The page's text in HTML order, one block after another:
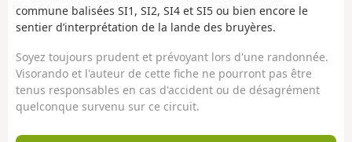
commune balisées SI1, SI2, SI4 et SI5 ou bien encore le
sentier d’interprétation de la lande des bruyères.
Soyez toujours prudent et prévoyant lors d'une randonnée.
Visorando et l'auteur de cette fiche ne pourront pas être
tenus responsables en cas d'accident ou de désagrément
quelconque survenu sur ce circuit.